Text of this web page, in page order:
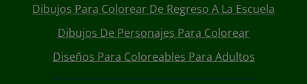
Dibujos Para Colorear De Regreso A La Escuela
Dibujos De Personajes Para Colorear
Diseños Para Coloreables Para Adultos